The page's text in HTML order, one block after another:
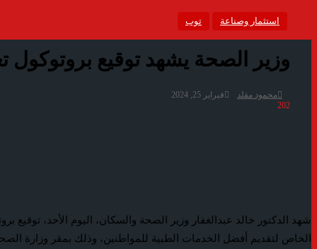
استثمار وصناعة توب
وزير الصحة يشهد توقيع بروتوكول
محمود مقلد
فبراير 25, 2024
202
شهد الدكتور خالد عبدالغفار وزير الصحة والسكان، اليوم الأحد،
الخاص لتقديم أفضل الخدمات الطبية للمواطنين، وذلك بمقر وزارة